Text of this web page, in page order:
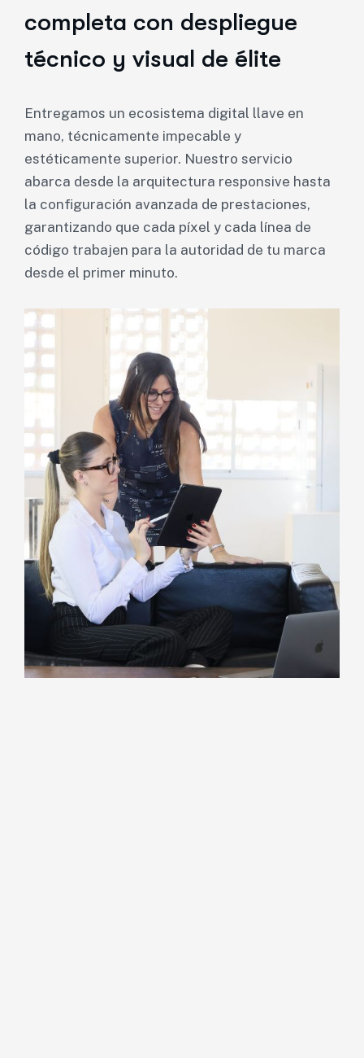
completa con despliegue
técnico y visual de élite
Entregamos un ecosistema digital llave en
mano, técnicamente impecable y
estéticamente superior. Nuestro servicio
abarca desde la arquitectura responsive hasta
la configuración avanzada de prestaciones,
garantizando que cada píxel y cada línea de
código trabajen para la autoridad de tu marca
desde el primer minuto.